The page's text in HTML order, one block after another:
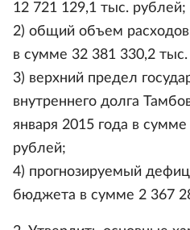
12 721 129,1 тыс. рублей;
2) общий объем
в сумме 32 381 330,2
3) верхний предел
внутреннего долга
января 2015 года в
рублей;
4) прогнозируемый
бюджета в сумме 2 367